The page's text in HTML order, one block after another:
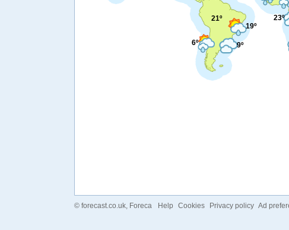
9º
6º
21º
19º
23º
© forecast.co.uk, Foreca Help Cookies Privacy policy Ad